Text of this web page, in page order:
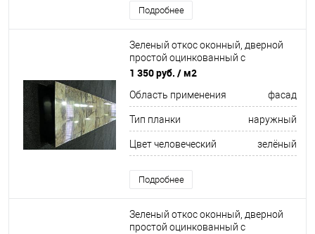
Подробнее
Зеленый откос оконный, дверной
простой оцинкованный c
порошковым покрытием 0,4мм
1 350 руб. / м2
Область применения фасад
Тип планки наружный
Цвет человеческий зелёный
Подробнее
Зеленый откос оконный, дверной
простой оцинкованный c